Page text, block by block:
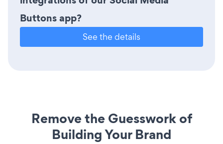
Buttons app?
See the details
Remove the Guesswork of
Building Your Brand